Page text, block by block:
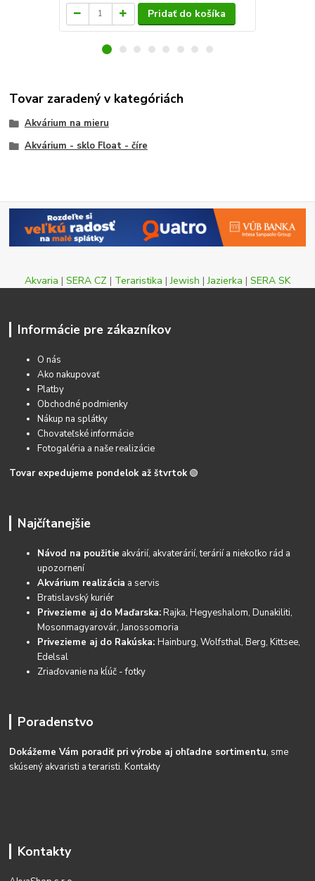
Pridať do košíka
Tovar zaradený v kategóriách
Akvárium na mieru
Akvárium - sklo Float - číre
Akvaria | SERA CZ | Teraristika |Jewish |Jazierka | SERA SK
Informácie pre zákazníkov
O nás
Ako nakupovať
Platby
Obchodné podmienky
Nákup na splátky
Chovateľské informácie
Fotogaléria a naše realizácie
Tovar expedujeme pondelok až štvrtok 🟢
Najčítanejšie
Návod na použitie akvárií, akvaterárií, terárií a niekoľko rád a
upozornení
Akvárium realizácia a servis
Bratislavský kuriér
Privezieme aj do Maďarska:Rajka, Hegyeshalom, Dunakiliti,
Mosonmagyarovár, Janossomoria
Privezieme aj do Rakúska:Hainburg, Wolfsthal, Berg, Kittsee,
Edelsal
Zriaďovanie na kĺúč - fotky
Poradenstvo
Dokážeme Vám poradiť pri výrobe aj ohľadne sortimentu, sme
skúsený akvaristi a teraristi.Kontakty
Kontakty